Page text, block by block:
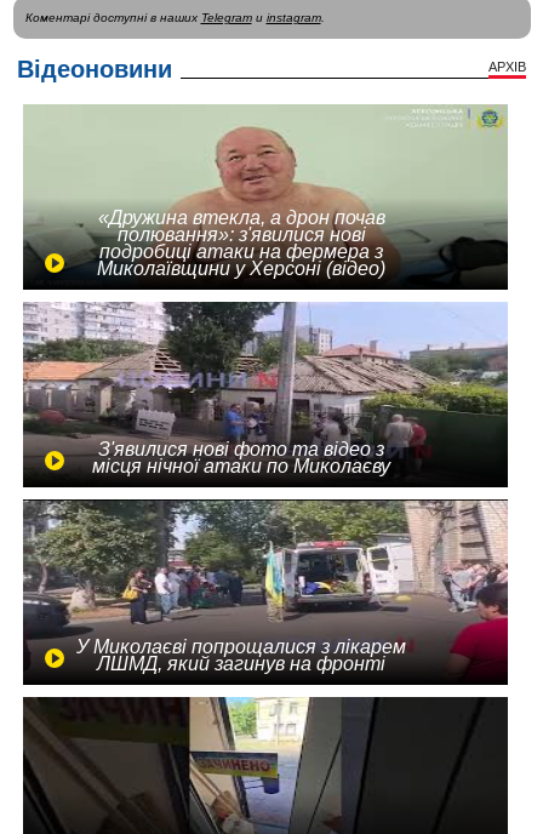
Коментарі доступні в наших Telegramи instagram.
Відеоновини АРХІВ
«Дружина втекла, а дрон почав
полювання»: з'явилися нові
подробиці атаки на фермера з
Миколаївщини у Херсоні (відео)
З'явилися нові фото та відео з
місця нічної атаки по Миколаєву
У Миколаєві попрощалися з лікарем
ЛШМД, який загинув на фронті